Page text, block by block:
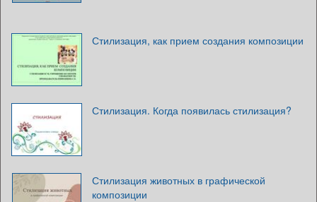
Стилизация, как прием создания композиции
Стилизация. Когда появилась стилизация?
Стилизация животных в графической
композиции